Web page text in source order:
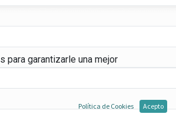
para garantizarle una mejor
Política de Cookies Acepto